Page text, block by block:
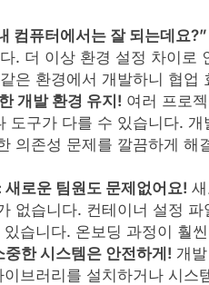
컴퓨터에서는 잘 되는데요
. 더 이상 환경 설정 차이로
은 환경에서 개발하니 협업
개발 환경 유지! 여러 프로
도구가 다를 수 있습니다.
의존성 문제를 깔끔하게
새로운 팀원도 문제없어요!
없습니다. 컨테이너 설정
습니다. 온보딩 과정이 훨
중한 시스템은 안전하게! 개
브러리를 설치하거나 시